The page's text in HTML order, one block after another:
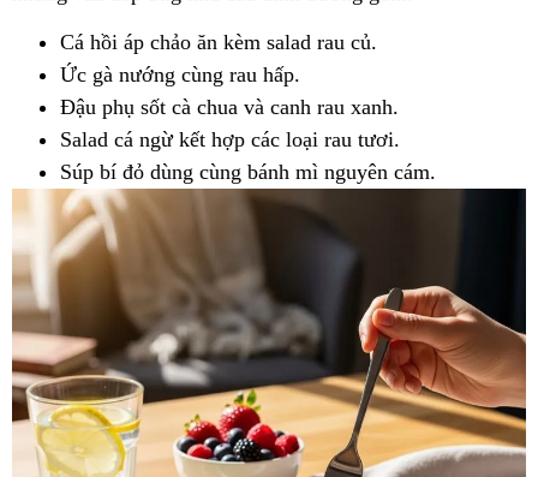
Cá hồi áp chảo ăn kèm salad rau củ.
Ức gà nướng cùng rau hấp.
Đậu phụ sốt cà chua và canh rau xanh.
Salad cá ngừ kết hợp các loại rau tươi.
Súp bí đỏ dùng cùng bánh mì nguyên cám.